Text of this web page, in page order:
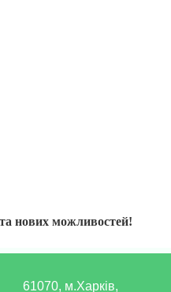
нових можливостей!
61070, м.Харків,